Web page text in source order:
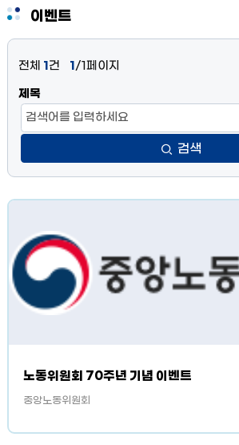
이벤트
전체 1 건 1 /1페이지
제목
검색
노동위원회 70주년 기념 이벤트
중앙노동위원회